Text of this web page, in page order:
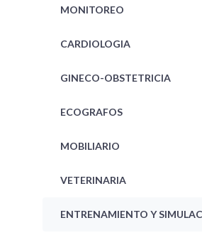
MONITOREO
CARDIOLOGIA
GINECO-OBSTETRICIA
ECOGRAFOS
MOBILIARIO
VETERINARIA
ENTRENAMIENTO Y